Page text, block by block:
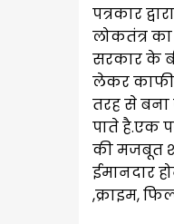
पत्रकार
लोकतंत्र का
सरकार के
लेकर काफी
तरह से बना
पाते है.एक
की मजबूत
ईमानदार
,क्राइम,